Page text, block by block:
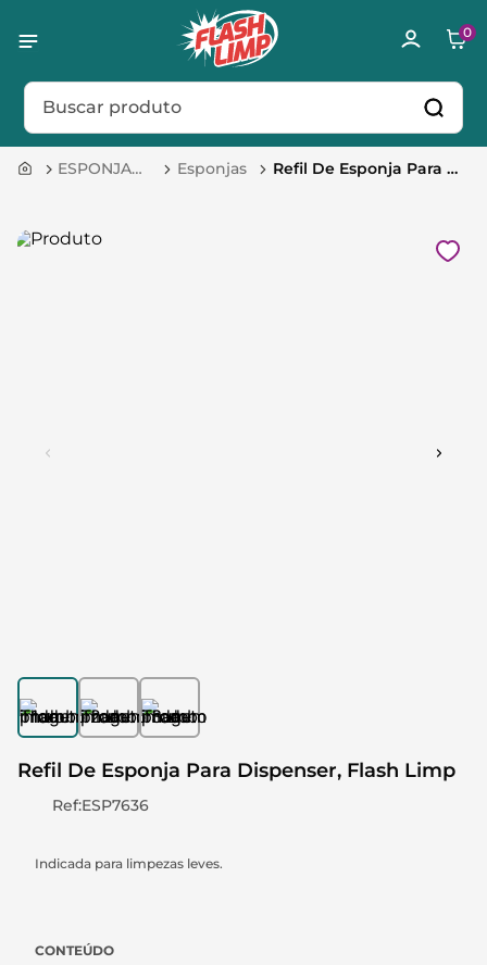
0
Buscar produto
ESPONJAS
Esponjas
Refil De Esponja Para
Refil De Esponja Para Dispenser, Flash Limp
Ref:ESP7636
Indicada para limpezas leves.
CONTEÚDO